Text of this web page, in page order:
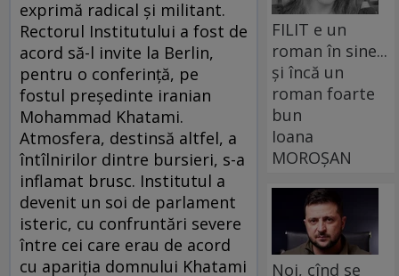
exprimă radical şi militant.
Rectorul Institutului a fost de
acord să-l invite la Berlin,
pentru o conferinţă, pe
fostul preşedinte iranian
Mohammad Khatami.
Atmosfera, destinsă altfel, a
întîlnirilor dintre bursieri, s-a
inflamat brusc. Institutul a
devenit un soi de parlament
isteric, cu confruntări severe
între cei care erau de acord
cu apariţia domnului Khatami
FILIT e un
roman în sine...
și încă un
roman foarte
bun
Ioana
MOROȘAN
Noi, cînd se